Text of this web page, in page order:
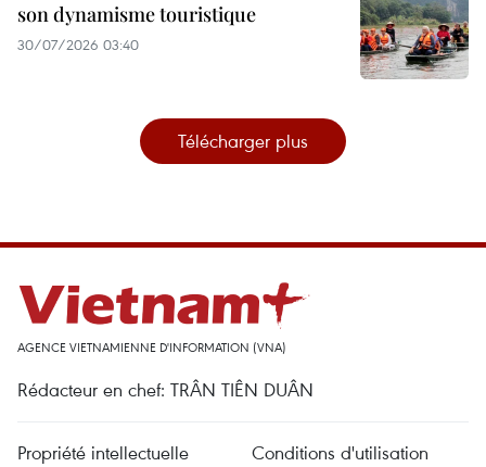
son dynamisme touristique
30/07/2026 03:40
Télécharger plus
AGENCE VIETNAMIENNE D'INFORMATION (VNA)
Rédacteur en chef: TRÂN TIÊN DUÂN
Propriété intellectuelle
Conditions d'utilisation